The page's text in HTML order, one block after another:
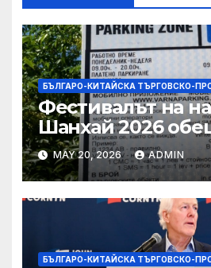
БЪЛГАРО-КИТАЙСКА ТЪРГОВСКО-
Фестивалът на
Шанхай 2026
вълнуващи
технологични
MAY 20, 2026 ADMIN
БЪЛГАРО-КИТАЙСКА ТЪРГОВСКО-